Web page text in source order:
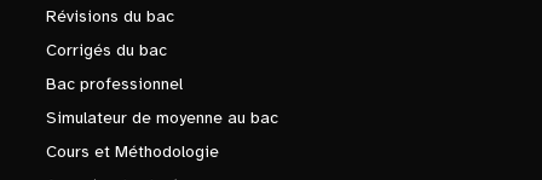
Révisions du bac
Corrigés du bac
Bac professionnel
Simulateur de moyenne au bac
Cours et Méthodologie